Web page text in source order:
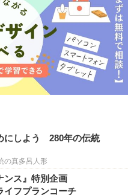
にしよう 280年の伝統
の真多呂人形
ンス』特別企画
イフプランコーチ